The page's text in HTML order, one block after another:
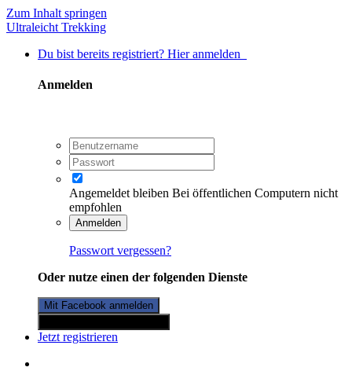
Zum Inhalt springen
Ultraleicht Trekking
Du bist bereits registriert? Hier anmelden
Anmelden
Angemeldet bleiben Bei öffentlichen Computern nicht
empfohlen
Anmelden
Passwort vergessen?
Oder nutze einen der folgenden Dienste
Mit Facebook anmelden
Jetzt registrieren